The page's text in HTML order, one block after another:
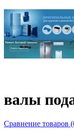
валы
Сравнение товаров